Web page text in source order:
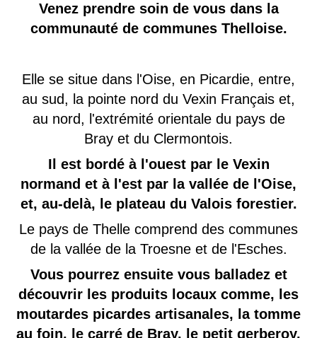
Venez prendre soin de vous dans la
communauté de communes Thelloise.
Elle se situe dans l'Oise, en Picardie, entre,
au sud, la pointe nord du Vexin Français et,
au nord, l'extrémité orientale du pays de
Bray et du Clermontois.
Il est bordé à l'ouest par le Vexin
normand et à l'est par la vallée de l'Oise,
et, au-delà, le plateau du Valois forestier.
Le pays de Thelle comprend des communes
de la vallée de la Troesne et de l'Esches.
Vous pourrez ensuite vous balladez et
découvrir les produits locaux comme, les
moutardes picardes artisanales, la tomme
au foin, le carré de Bray, le petit gerberoy,